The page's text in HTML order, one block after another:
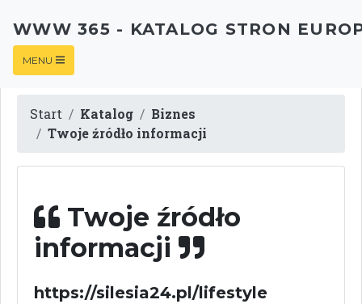
WWW 365 - KATALOG STRON
MENU
Start Katalog
Biznes
Twoje źródło informacji
Twoje źródło
informacji
https://silesia24.pl/lifestyle